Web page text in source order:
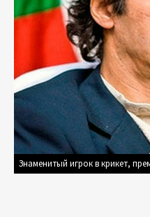
Знаменитый игрок в крикет,